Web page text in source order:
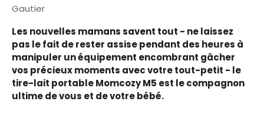
Gautier
Les nouvelles mamans savent tout - ne laissez
pas le fait de rester assise pendant des heures à
manipuler un équipement encombrant gâcher
vos précieux moments avec votre tout-petit - le
tire-lait portable Momcozy M5 est le compagnon
ultime de vous et de votre bébé.